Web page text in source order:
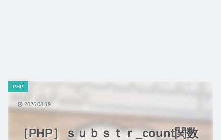
［PHP］ｓｕｂｓｔｒ_count関数
PHP
2026.03.19